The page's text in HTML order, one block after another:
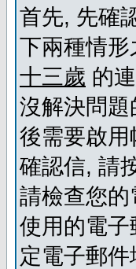
首先, 先確
下兩種情
十三歲 的
沒解決問
後需要啟
確認信, 請
請檢查您
使用的電
定電子郵